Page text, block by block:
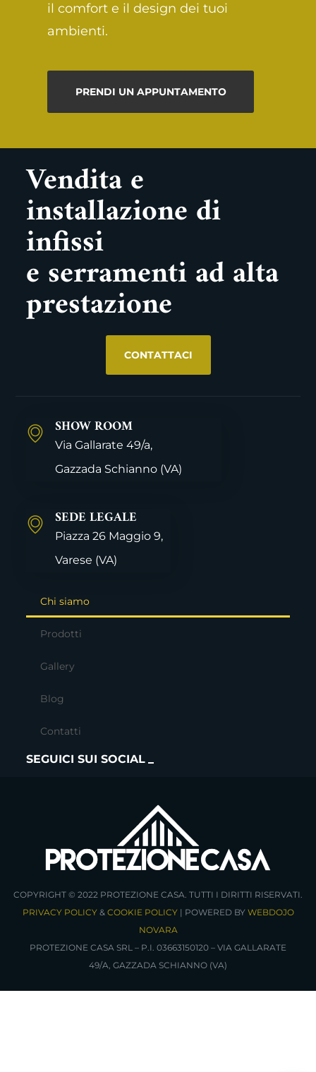
il comfort e il design dei tuoi
ambienti.
PRENDI UN APPUNTAMENTO
Vendita e
installazione di
infissi
e serramenti ad alta
prestazione
CONTATTACI
SHOW ROOM
Via Gallarate 49/a,
Gazzada Schianno (VA)
SEDE LEGALE
Piazza 26 Maggio 9,
Varese (VA)
Chi siamo
Prodotti
Gallery
Blog
Contatti
SEGUICI SUI SOCIAL
COPYRIGHT © 2022 PROTEZIONE CASA. TUTTI I DIRITTI RISERVATI.
PRIVACY POLICY& COOKIE POLICY| POWERED BY WEBDOJO
NOVARA
PROTEZIONE CASA SRL – P.I. 03663150120 – VIA GALLARATE
49/A, GAZZADA SCHIANNO (VA)